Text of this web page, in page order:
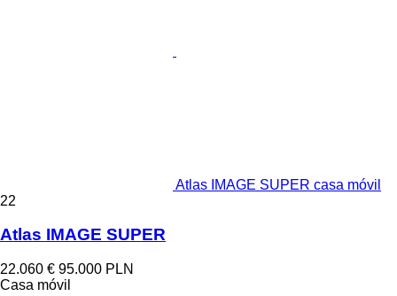
Atlas IMAGE SUPER casa móvil
22
Atlas IMAGE SUPER
22.060 € 95.000 PLN
Casa móvil